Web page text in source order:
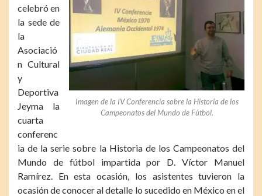
Imagen de la IV Conferencia sobre la Historia de los
Campeonatos del Mundo de Fútbol.
celebró en
la sede de
la
Asociació
n Cultural
y
Deportiva
Jeyma la
cuarta
conferenc
ia de la serie sobre la Historia de los Campeonatos del
Mundo de fútbol impartida por D. Víctor Manuel
Ramírez. En esta ocasión, los asistentes tuvieron la
ocasión de conocer al detalle lo sucedido en México en el